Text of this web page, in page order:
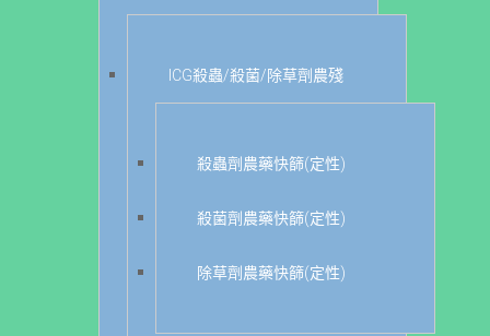
ICG殺蟲/殺菌/除草劑農殘
殺蟲劑農藥快篩(定性)
殺菌劑農藥快篩(定性)
除草劑農藥快篩(定性)